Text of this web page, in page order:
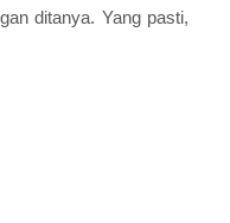
ditanya. Yang pasti,